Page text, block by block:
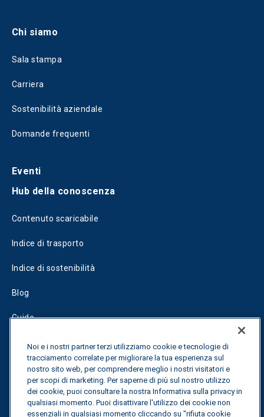
Chi siamo
Sala stampa
Carriera
Sostenibilità aziendale
Domande frequenti
Eventi
Hub della conoscenza
Contenuto scaricabile
Indice di trasporto
Indice di sostenibilità
Blog
Guide
Fuel Savings Calculator
Calcolatore di ottimizzazione dei trasporti
Tracciamento delle tariffe
Noi e i nostri partner terzi utilizziamo cookie e tecnologie di
tracciamento correlate per migliorare la tua esperienza sul
nostro sito web, per comprendere meglio i nostri visitatori e
per scopi di marketing. Per saperne di più sul nostro utilizzo
dei cookie, puoi consultare la nostra Informativa sulla privacy in
qualsiasi momento. Puoi disattivare l'utilizzo dei cookie non
essenziali in qualsiasi momento cliccando su "rifiuta cookie